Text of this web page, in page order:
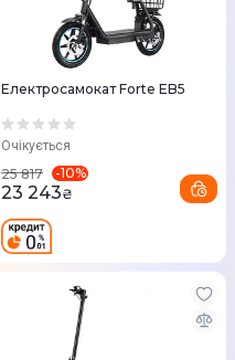
Електросамокат Forte EB5
Очікується
25 817 -10%
23 243₴